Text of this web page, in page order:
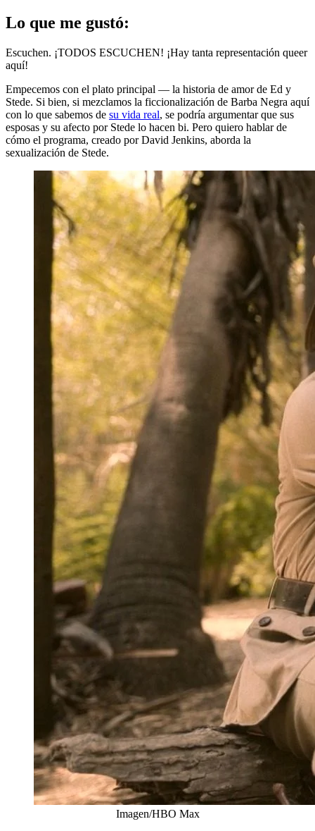
Lo que me gustó:
Escuchen. ¡TODOS ESCUCHEN! ¡Hay tanta representación queer
aquí!
Empecemos con el plato principal — la historia de amor de Ed y
Stede. Si bien, si mezclamos la ficcionalización de Barba Negra aquí
con lo que sabemos de su vida real, se podría argumentar que sus
esposas y su afecto por Stede lo hacen bi. Pero quiero hablar de
cómo el programa, creado por David Jenkins, aborda la
sexualización de Stede.
Imagen/HBO Max